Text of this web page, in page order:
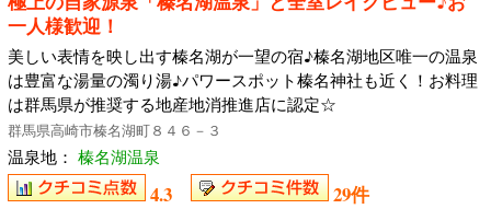
一人様歓迎！
美しい表情を映し出す榛名湖が一望の宿♪榛名湖地区唯一の温泉
は豊富な湯量の濁り湯♪パワースポット榛名神社も近く！お料理
は群馬県が推奨する地産地消推進店に認定☆
群馬県高崎市榛名湖町８４６－３
温泉地： 榛名湖温泉
4.3
29件